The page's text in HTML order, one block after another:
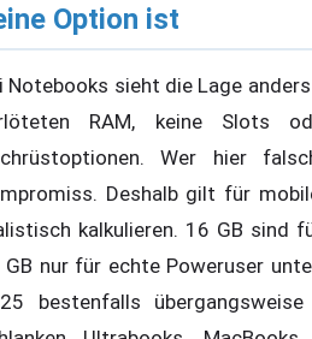
Option ist
Notebooks sieht die Lage
RAM, keine Slots
Wer hier
Deshalb gilt für
kalkulieren. 16 GB sind
GB nur für echte Poweruser
bestenfalls